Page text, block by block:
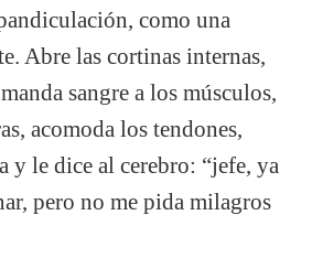
como una
Abre las cortinas internas,
sangre a los músculos,
acomoda los tendones,
y le dice al cerebro: “jefe, ya
pero no me pida milagros